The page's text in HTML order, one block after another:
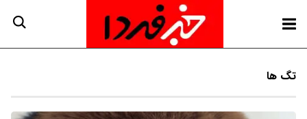
تگ ها